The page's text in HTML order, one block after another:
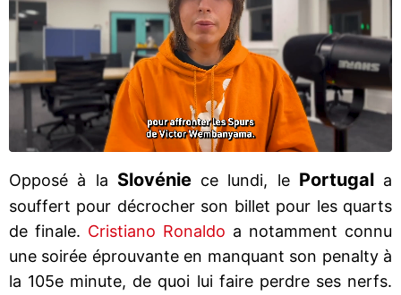
Opposé à la Slovéniece lundi, le Portugala
souffert pour décrocher son billet pour les quarts
de finale. Cristiano Ronaldo a notamment connu
une soirée éprouvante en manquant son penalty à
la 105e minute, de quoi lui faire perdre ses nerfs.